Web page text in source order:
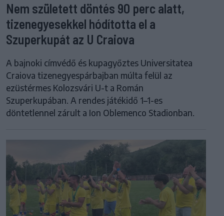
Nem született döntés 90 perc alatt,
tizenegyesekkel hódította el a
Szuperkupát az U Craiova
A bajnoki címvédő és kupagyőztes Universitatea
Craiova tizenegyespárbajban múlta felül az
ezüstérmes Kolozsvári U-t a Román
Szuperkupában. A rendes játékidő 1–1-es
döntetlennel zárult a Ion Oblemenco Stadionban.